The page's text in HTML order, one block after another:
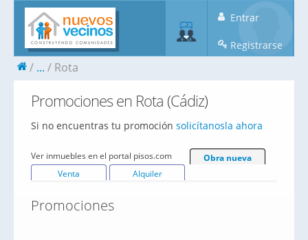
Entrar
Registrarse
... Rota
Promociones en Rota (Cádiz)
Si no encuentras tu promoción solicítanosla ahora
Ver inmuebles en el portal pisos.com
Obra nueva
Venta
Alquiler
Promociones